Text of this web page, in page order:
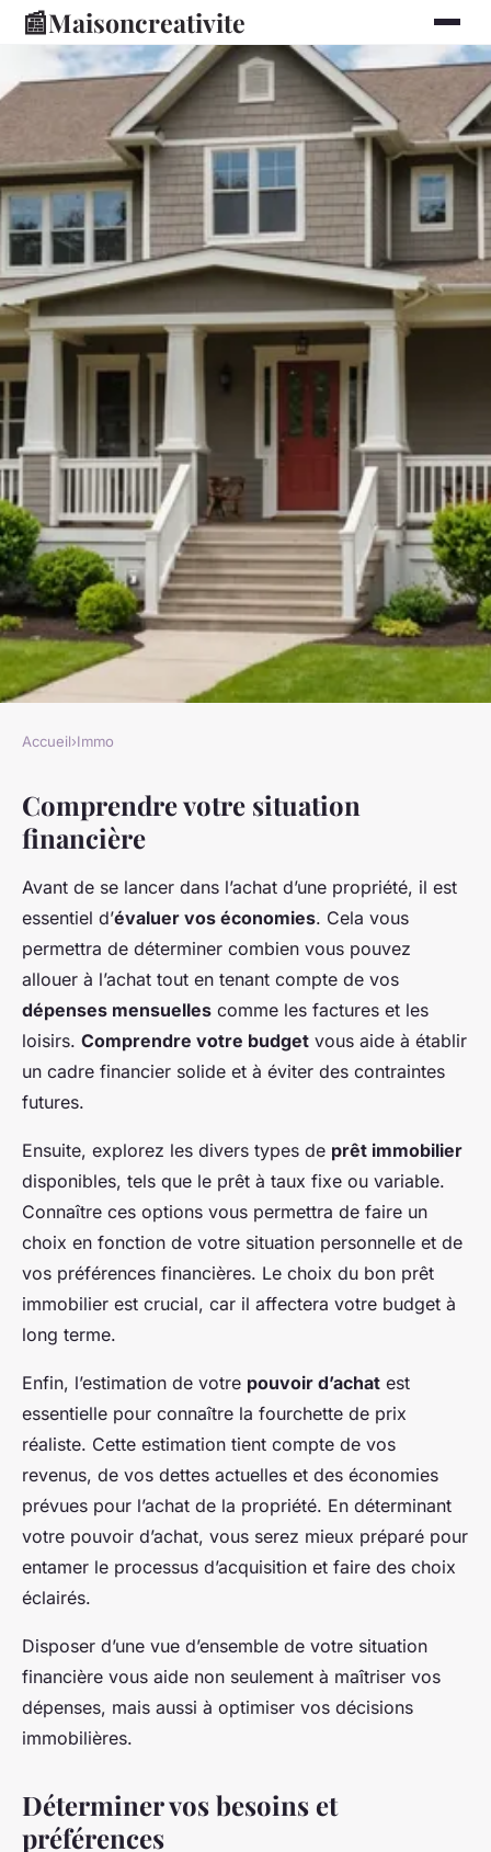
📰Maisoncreativite
10 étapes pour réussir l'achat
de votre maison
Valentine• 20 décembre 2024•10 min de lecture
Accueil›Immo
Comprendre votre situation
financière
Avant de se lancer dans l’achat d’une propriété, il est
essentiel d’évaluer vos économies. Cela vous
permettra de déterminer combien vous pouvez
allouer à l’achat tout en tenant compte de vos
dépenses mensuelles comme les factures et les
loisirs. Comprendre votre budget vous aide à établir
un cadre financier solide et à éviter des contraintes
futures.
Ensuite, explorez les divers types de prêt immobilier
disponibles, tels que le prêt à taux fixe ou variable.
Connaître ces options vous permettra de faire un
choix en fonction de votre situation personnelle et de
vos préférences financières. Le choix du bon prêt
immobilier est crucial, car il affectera votre budget à
long terme.
Enfin, l’estimation de votre pouvoir d’achat est
essentielle pour connaître la fourchette de prix
réaliste. Cette estimation tient compte de vos
revenus, de vos dettes actuelles et des économies
prévues pour l’achat de la propriété. En déterminant
votre pouvoir d’achat, vous serez mieux préparé pour
entamer le processus d’acquisition et faire des choix
éclairés.
Disposer d’une vue d’ensemble de votre situation
financière vous aide non seulement à maîtriser vos
dépenses, mais aussi à optimiser vos décisions
immobilières.
Déterminer vos besoins et
préférences